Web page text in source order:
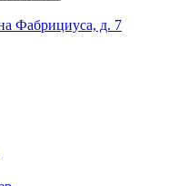
Фабрициуса, д. 7